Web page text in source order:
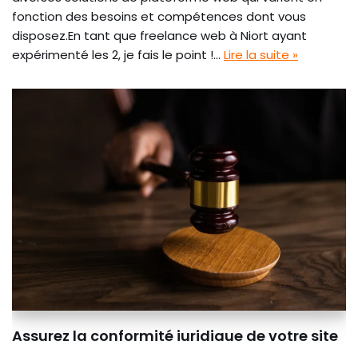
fonction des besoins et compétences dont vous
disposez.En tant que freelance web à Niort ayant
expérimenté les 2, je fais le point !… Lire la suite »
Assurez la conformité juridique de votre site